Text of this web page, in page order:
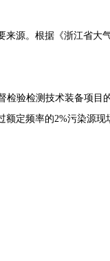
源。根据《浙江省大
验检测技术装备项目
定频率的2%污染源